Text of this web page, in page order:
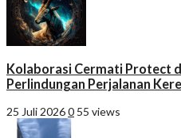
Kolaborasi Cermati Protect
Perlindungan Perjalanan
25 Juli 20260 55 views